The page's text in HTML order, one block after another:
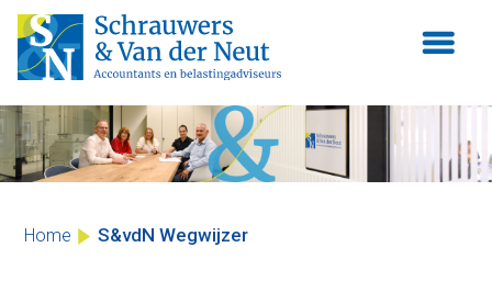
Skip
to
content
Home S&vdN Wegwijzer